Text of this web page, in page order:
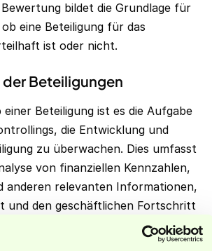
Bewertung bildet die Grundlage für
eine Beteiligung für das
ist oder nicht.
Beteiligungen
Beteiligung ist es die Aufgabe
die Entwicklung und
zu überwachen. Dies umfasst
von finanziellen Kennzahlen,
anderen relevanten Informationen,
und den geschäftlichen Fortschritt
bewerten. Abweichungen von den
erkannt und analysiert, um